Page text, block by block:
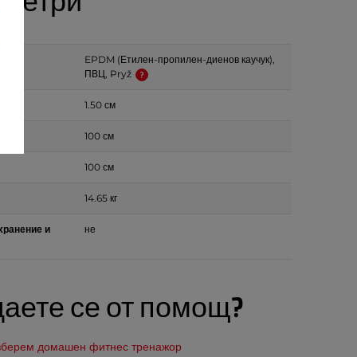
EPDM (Етилен-пропилен-диенов каучук),
ПВЦ, Pryž
1.50 см
100 см
100 см
14.65 кг
и
не
се от помощ?
домашен фитнес тренажор